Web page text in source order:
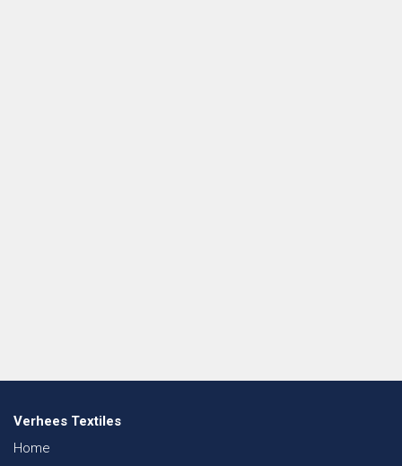
Verhees Textiles
Home